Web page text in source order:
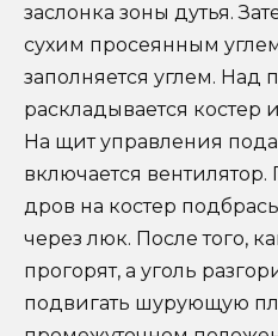
заслонка зоны дутья.
сухим просеянным
заполняется углем. Над
раскладывается костер
На щит управления
включается
дров на костер
через люк. После того,
прогорят, а уголь
подвигать шурующую